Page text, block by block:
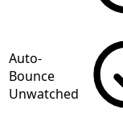
Auto-
Bounce
Unwatched